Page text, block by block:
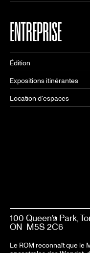
ENTREPRISE
Édition
Expositions itinérantes
Location d'espaces
100 Queen’s Park,
ON M5S 2C6
Le ROM reconnaît que le